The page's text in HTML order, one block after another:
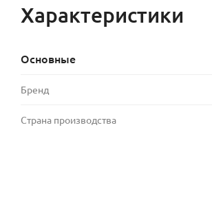
Характеристики
Основные
Бренд
Страна производства